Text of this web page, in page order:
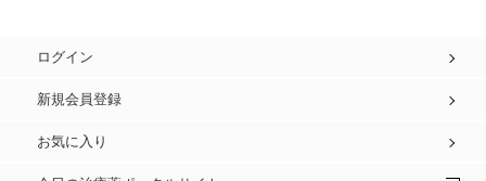
ログイン
新規会員登録
お気に入り